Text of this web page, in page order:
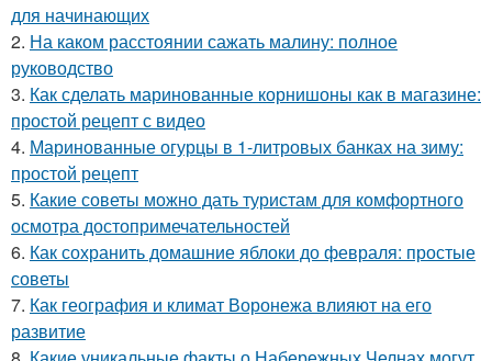
для начинающих
2. На каком расстоянии сажать малину: полное
руководство
3. Как сделать маринованные корнишоны как в магазине:
простой рецепт с видео
4. Маринованные огурцы в 1-литровых банках на зиму:
простой рецепт
5. Какие советы можно дать туристам для комфортного
осмотра достопримечательностей
6. Как сохранить домашние яблоки до февраля: простые
советы
7. Как география и климат Воронежа влияют на его
развитие